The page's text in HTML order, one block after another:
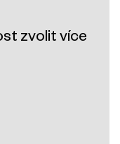
zvolit více